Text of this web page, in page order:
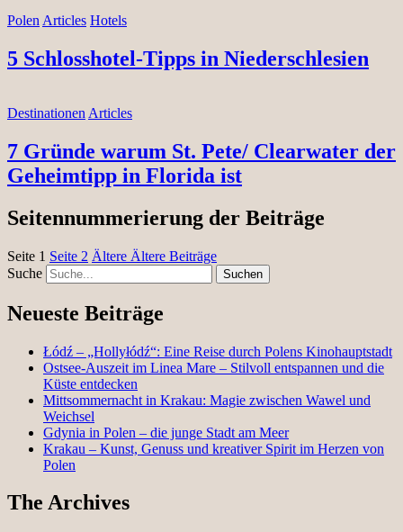
Polen Articles Hotels
5 Schlosshotel-Tipps in Niederschlesien
Destinationen Articles
7 Gründe warum St. Pete/ Clearwater der
Geheimtipp in Florida ist
Seitennummerierung der Beiträge
Seite 1 Seite 2 Ältere Ältere Beiträge
Suche
Neueste Beiträge
Łódź – „Hollyłódź“: Eine Reise durch Polens Kinohauptstadt
Ostsee-Auszeit im Linea Mare – Stilvoll entspannen und die
Küste entdecken
Mittsommernacht in Krakau: Magie zwischen Wawel und
Weichsel
Gdynia in Polen – die junge Stadt am Meer
Krakau – Kunst, Genuss und kreativer Spirit im Herzen von
Polen
The Archives